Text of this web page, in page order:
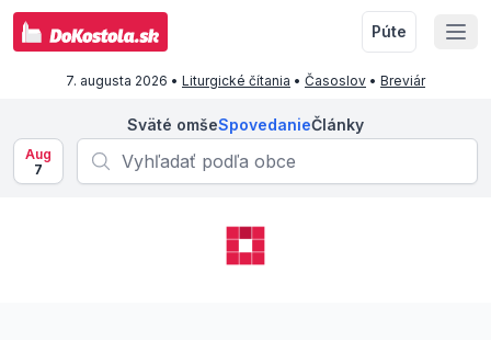
Púte
7. augusta 2026 • Liturgické čítania • Časoslov • Breviár
Sväté omšeSpovedanieČlánky
Aug
7